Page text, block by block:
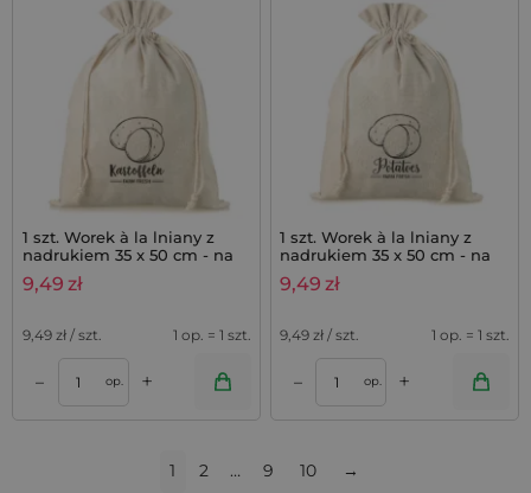
1 szt. Worek à la lniany z
nadrukiem 35 x 50 cm - na
ziemniaki (DE)
9,49 zł
9,49 zł / szt. 1 op. = 1 szt.
– op. +
1 szt. Worek à la lniany z
nadrukiem 35 x 50 cm - na
ziemniaki (EN)
9,49 zł
9,49 zł / szt. 1 op. = 1 szt.
– op. +
1 2 … 9 10 →